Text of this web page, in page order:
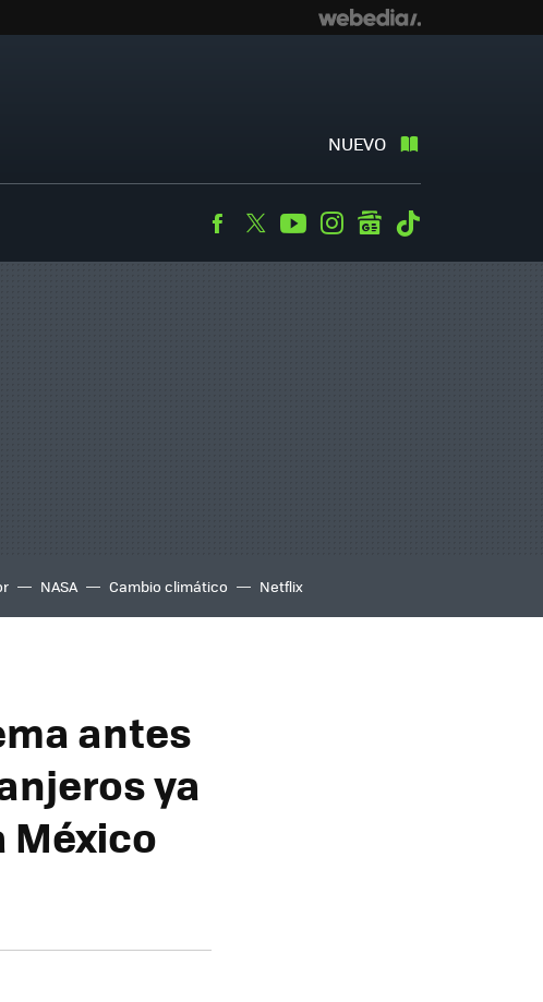
NUEVO
Facebook
TwitterYoutubeInstagramgooglenews
NASA Cambio climático Netflix
antes
ya
México